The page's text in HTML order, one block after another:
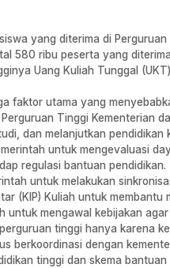
yang diterima di
580 ribu peserta yang
Uang Kuliah Tunggal
faktor utama yang
Tinggi Kementerian
dan melanjutkan pendidikan
untuk mengevaluasi
regulasi bantuan pendidikan.
untuk melakukan
(KIP) Kuliah untuk membantu
untuk mengawal kebijakan
tinggi hanya karena
berkoordinasi dengan
tinggi dan skema